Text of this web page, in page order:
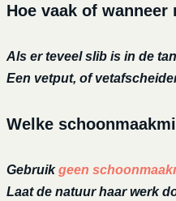
Hoe vaak of
Als er teveel slib is in de
Een vetput, of
Welke
Gebruikgeen
Laat de natuur haar werk